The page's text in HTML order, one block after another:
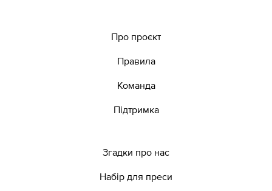
Про проєкт
Правила
Команда
Підтримка
Згадки про нас
Набір для преси